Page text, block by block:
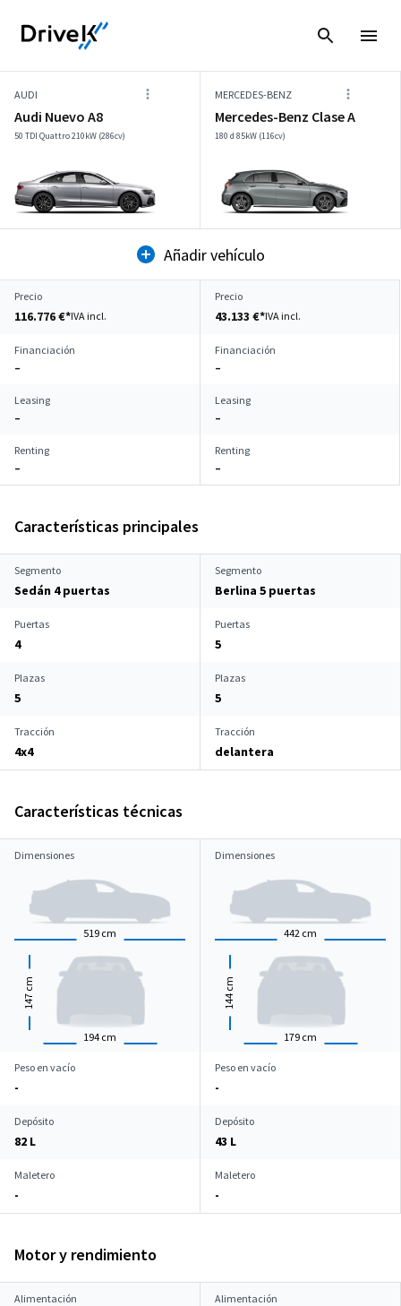
AUDI
Audi Nuevo A8
50 TDI Quattro 210kW (286cv)
MERCEDES-BENZ
Mercedes-Benz Clase A
180 d 85kW (116cv)
Añadir vehículo
Precio
116.776 €*IVA incl.
Precio
43.133 €*IVA incl.
Financiación
–
Financiación
–
Leasing
–
Leasing
–
Renting
–
Renting
–
Características principales
Segmento
Sedán 4 puertas
Segmento
Berlina 5 puertas
Puertas
4
Puertas
5
Plazas
5
Plazas
5
Tracción
4x4
Tracción
delantera
Características técnicas
Dimensiones
519 cm
194 cm
147
cm
Dimensiones
442 cm
179 cm
144
cm
Peso en vacío
-
Peso en vacío
-
Depósito
82 L
Depósito
43 L
Maletero
-
Maletero
-
Motor y rendimiento
Alimentación Alimentación